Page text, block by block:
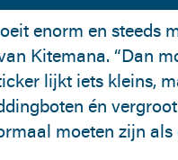
enorm en steeds
Kitemana. “Dan
lijkt iets kleins,
én
moeten zijn